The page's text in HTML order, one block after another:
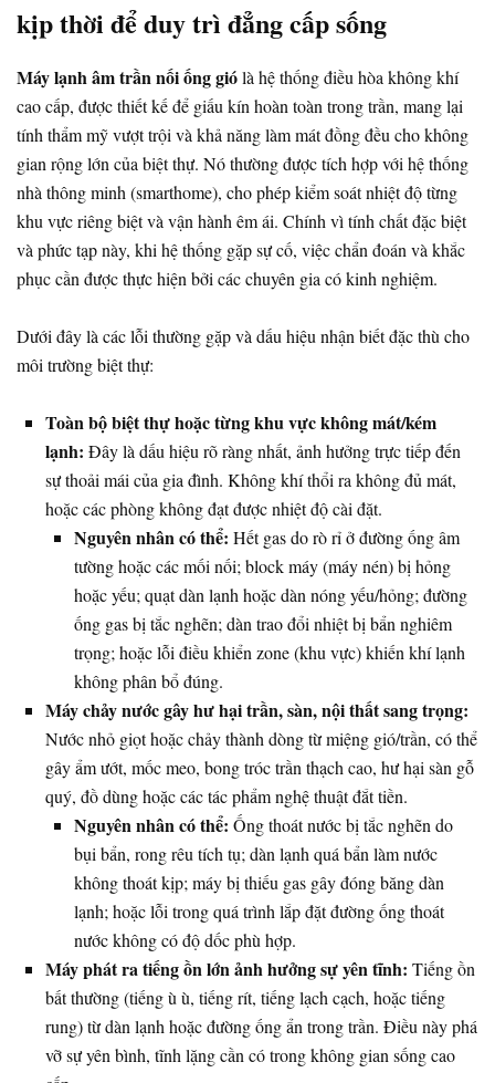
kịp thời để duy trì đẳng cấp sống
Máy lạnh âm trần nối ống giólà hệ thống điều hòa không khí
cao cấp, được thiết kế để giấu kín hoàn toàn trong trần, mang lại
tính thẩm mỹ vượt trội và khả năng làm mát đồng đều cho không
gian rộng lớn của biệt thự. Nó thường được tích hợp với hệ thống
nhà thông minh (smarthome), cho phép kiểm soát nhiệt độ từng
khu vực riêng biệt và vận hành êm ái. Chính vì tính chất đặc biệt
và phức tạp này, khi hệ thống gặp sự cố, việc chẩn đoán và khắc
phục cần được thực hiện bởi các chuyên gia có kinh nghiệm.
Dưới đây là các lỗi thường gặp và dấu hiệu nhận biết đặc thù cho
môi trường biệt thự:
Toàn bộ biệt thự hoặc từng khu vực không mát/kém
lạnh: Đây là dấu hiệu rõ ràng nhất, ảnh hưởng trực tiếp đến
sự thoải mái của gia đình. Không khí thổi ra không đủ mát,
hoặc các phòng không đạt được nhiệt độ cài đặt.
Nguyên nhân có thể: Hết gas do rò rỉ ở đường ống âm
tường hoặc các mối nối; block máy (máy nén) bị hỏng
hoặc yếu; quạt dàn lạnh hoặc dàn nóng yếu/hỏng; đường
ống gas bị tắc nghẽn; dàn trao đổi nhiệt bị bẩn nghiêm
trọng; hoặc lỗi điều khiển zone (khu vực) khiến khí lạnh
không phân bổ đúng.
Máy chảy nước gây hư hại trần, sàn, nội thất sang trọng:
Nước nhỏ giọt hoặc chảy thành dòng từ miệng gió/trần, có thể
gây ẩm ướt, mốc meo, bong tróc trần thạch cao, hư hại sàn gỗ
quý, đồ dùng hoặc các tác phẩm nghệ thuật đắt tiền.
Nguyên nhân có thể: Ống thoát nước bị tắc nghẽn do
bụi bẩn, rong rêu tích tụ; dàn lạnh quá bẩn làm nước
không thoát kịp; máy bị thiếu gas gây đóng băng dàn
lạnh; hoặc lỗi trong quá trình lắp đặt đường ống thoát
nước không có độ dốc phù hợp.
Máy phát ra tiếng ồn lớn ảnh hưởng sự yên tĩnh: Tiếng ồn
bất thường (tiếng ù ù, tiếng rít, tiếng lạch cạch, hoặc tiếng
rung) từ dàn lạnh hoặc đường ống ẩn trong trần. Điều này phá
vỡ sự yên bình, tĩnh lặng cần có trong không gian sống cao